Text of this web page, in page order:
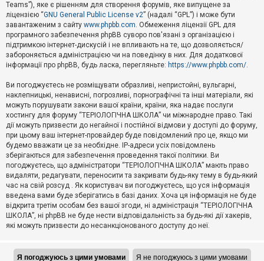
А
к
т
и
в
н
і
м
и
П
о
ш
у
Д
о
п
о
м
Teams”), яке є рішенням для створення форумів, яке випущене за
ліцензією “GNU General Public License v2” (надалі “GPL”) і може бути
завантаженим з сайту www.phpbb.com. Обмеження ліцензії GPL для
програмного забезпечення phpBB суворо пов'язані з організацією і
підтримкою інтернет-дискусій і не впливають на те, що дозволяється/
забороняється адміністрацією чи на поведінку в них. Для додаткової
інформації про phpBB, будь ласка, перегляньте: https://www.phpbb.com/.
Ви погоджуєтесь не розміщувати образливі, непристойні, вульгарні,
наклепницькі, ненависні, погрозливі, порнографічні та інші матеріали, які
можуть порушувати закони вашої країни, країни, яка надає послуги
хостингу для форуму “ТЕРІОЛОГІЧНА ШКОЛА” чи міжнародне право. Такі
дії можуть призвести до негайної і постійної відмови у доступі до форуму,
при цьому ваш інтернет-провайдер буде повідомлений про це, якщо ми
будемо вважати це за необхідне. IP-адреси усіх повідомлень
зберігаються для забезпечення проведення такої політики. Ви
погоджуєтесь, що адміністратори “ТЕРІОЛОГІЧНА ШКОЛА” мають право
видаляти, редагувати, переносити та закривати будь-яку тему в будь-який
час на свій розсуд . Як користувач ви погоджуєтесь, що уся інформація
введена вами буде зберігатись в базі даних. Хоча ця інформація не буде
відкрита третім особам без вашої згоди, ні адміністрація “ТЕРІОЛОГІЧНА
ШКОЛА”, ні phpBB не буде нести відповідальність за будь-які дії хакерів,
які можуть призвести до несанкціонованого доступу до неї.